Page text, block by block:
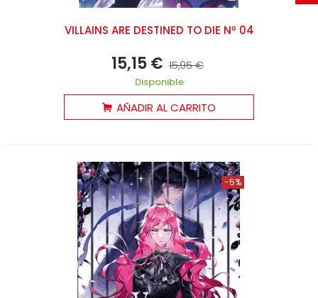
VILLAINS ARE DESTINED TO DIE Nº 04
15,15 € 15,95 €
Disponible
AÑADIR AL CARRITO
-5%